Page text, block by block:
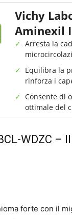
Vichy
Aminexil
Arresta la
Equilibra la
rinforza i
Consente di
ottimale del
WDZC –
forte con il